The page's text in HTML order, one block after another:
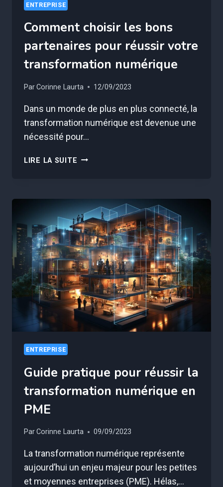
ENTREPRISE
Comment choisir les bons
partenaires pour réussir votre
transformation numérique
ParCorinne Laurta 12/09/2023
Dans un monde de plus en plus connecté, la
transformation numérique est devenue une
nécessité pour…
LIRE LA SUITE COMMENT
PARTENAIRES
POUR
RÉUSSIR
VOTRE
TRANSFORMATION
NUMÉRIQUE
ENTREPRISE
Guide pratique pour réussir la
transformation numérique en
PME
ParCorinne Laurta 09/09/2023
La transformation numérique représente
aujourd’hui un enjeu majeur pour les petites
et moyennes entreprises (PME). Hélas,…